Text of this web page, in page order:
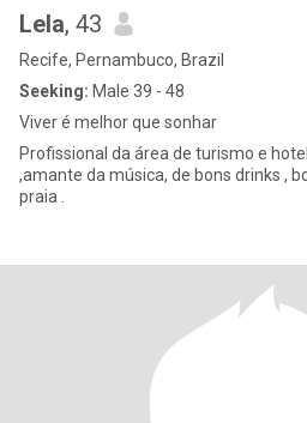
Lela, 43
Recife, Pernambuco, Brazil
Seeking: Male 39 - 48
Viver é melhor que sonhar
Profissional da área de turismo e
,amante da música, de bons drinks ,
praia .